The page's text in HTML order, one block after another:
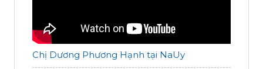
Chị Dương Phương Hạnh tại NaUy